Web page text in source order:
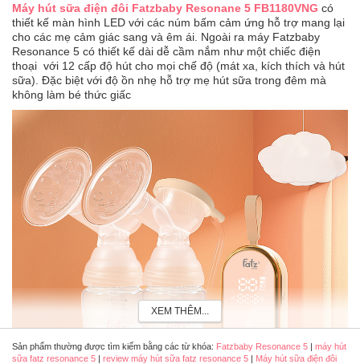
Máy hút sữa điện đôi Fatzbaby Resonane 5 FB1180VNG có
thiết kế màn hình LED với các núm bấm cảm ứng hỗ trợ mang lại
cho các mẹ cảm giác sang và êm ái. Ngoài ra máy Fatzbaby
Resonance 5 có thiết kế dài dễ cầm nắm như một chiếc điện
thoại với 12 cấp độ hút cho mọi chế độ (mát xa, kích thích và hút
sữa). Đặc biệt với độ ồn nhẹ hỗ trợ mẹ hút sữa trong đêm mà
không làm bé thức giấc
XEM THÊM...
Sản phẩm thường được tìm kiếm bằng các từ khóa: Fatzbaby Resonance 5 | máy hút
sữa fatz resonance 5 | review máy hút sữa fatz resonance 5 | Máy hút sữa điện đôi